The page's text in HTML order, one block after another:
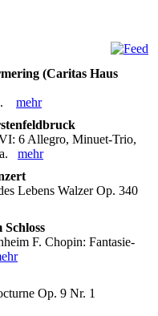
(Caritas Haus
mehr
6 Allegro, Minuet-Trio,
mehr
Lebens Walzer Op. 340
F. Chopin: Fantasie-
Op. 9 Nr. 1